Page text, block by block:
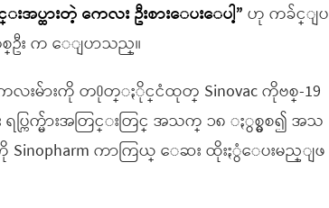
ားတဲ့ ကေလး ဦးစားေပးေပါ့” ဟု ကခ်င္ျပ
စ္ဦး က ေျပာသည္။
းမ်ားကို တ႐ုတ္ႏိုင္ငံထုတ္ Sinovac ကိုဗစ္-19
ပ္ကြက္မ်ားအတြင္းတြင္ အသက္ ၁၈ ႏွစ္မွစ၍ အသ
ကာကြယ္ ေဆး ထိုးႏွံေပးမည္ျဖ